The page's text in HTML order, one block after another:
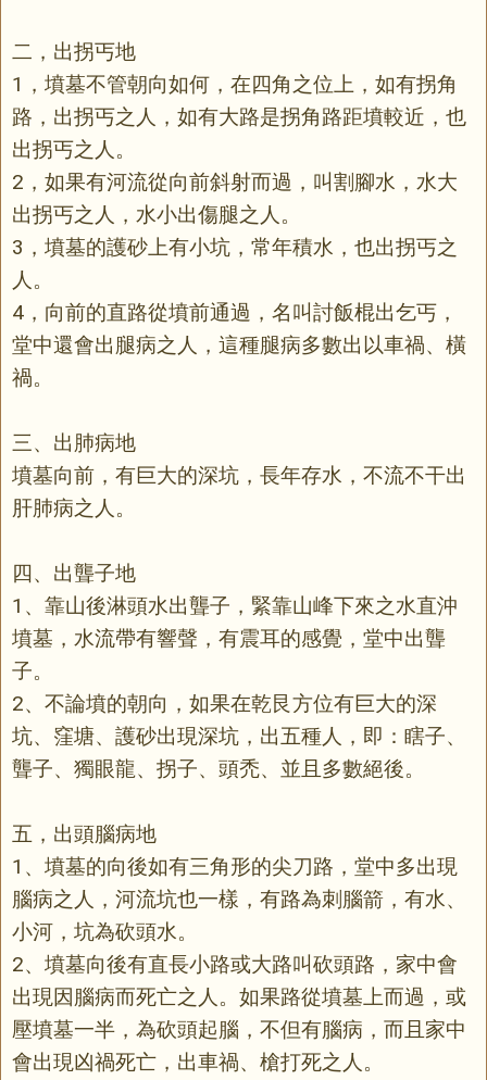
二，出拐丐地
1，墳墓不管朝向如何，在四角之位上，如有拐角
路，出拐丐之人，如有大路是拐角路距墳較近，也
出拐丐之人。
2，如果有河流從向前斜射而過，叫割腳水，水大
出拐丐之人，水小出傷腿之人。
3，墳墓的護砂上有小坑，常年積水，也出拐丐之
人。
4，向前的直路從墳前通過，名叫討飯棍出乞丐，
堂中還會出腿病之人，這種腿病多數出以車禍、橫
禍。
三、出肺病地
墳墓向前，有巨大的深坑，長年存水，不流不干出
肝肺病之人。
四、出聾子地
1、靠山後淋頭水出聾子，緊靠山峰下來之水直沖
墳墓，水流帶有響聲，有震耳的感覺，堂中出聾
子。
2、不論墳的朝向，如果在乾艮方位有巨大的深
坑、窪塘、護砂出現深坑，出五種人，即：瞎子、
聾子、獨眼龍、拐子、頭禿、並且多數絕後。
五，出頭腦病地
1、墳墓的向後如有三角形的尖刀路，堂中多出現
腦病之人，河流坑也一樣，有路為刺腦箭，有水、
小河，坑為砍頭水。
2、墳墓向後有直長小路或大路叫砍頭路，家中會
出現因腦病而死亡之人。如果路從墳墓上而過，或
壓墳墓一半，為砍頭起腦，不但有腦病，而且家中
會出現凶禍死亡，出車禍、槍打死之人。